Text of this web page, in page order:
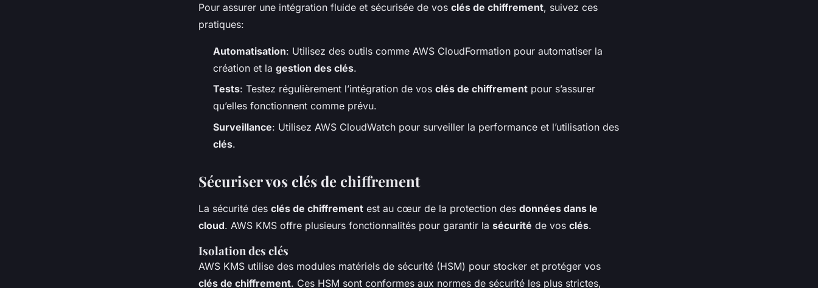
Pour assurer une intégration fluide et sécurisée de vos clés de chiffrement, suivez ces
pratiques:
Automatisation: Utilisez des outils comme AWS CloudFormation pour automatiser la
création et la gestion des clés.
Tests: Testez régulièrement l’intégration de vos clés de chiffrement pour s’assurer
qu’elles fonctionnent comme prévu.
Surveillance: Utilisez AWS CloudWatch pour surveiller la performance et l’utilisation des
clés.
Sécuriser vos clés de chiffrement
La sécurité des clés de chiffrement est au cœur de la protection des données dans le
cloud. AWS KMS offre plusieurs fonctionnalités pour garantir la sécurité de vos clés.
Isolation des clés
AWS KMS utilise des modules matériels de sécurité (HSM) pour stocker et protéger vos
clés de chiffrement. Ces HSM sont conformes aux normes de sécurité les plus strictes,